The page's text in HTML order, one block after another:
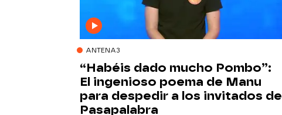
ANTENA3
“Habéis dado mucho Pombo”:
El ingenioso poema de Manu
para despedir a los invitados de
Pasapalabra